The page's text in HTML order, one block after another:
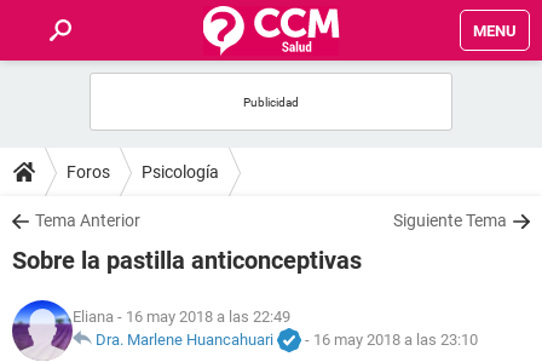
MENU
FOROS
SALUD
NUTRICIÓN
Foros Psicología
Tema Anterior Siguiente Tema
Sobre la pastilla anticonceptivas
Eliana - 16 may 2018 a las 22:49
Dra. Marlene Huancahuari
- 16 may 2018 a las 23:10